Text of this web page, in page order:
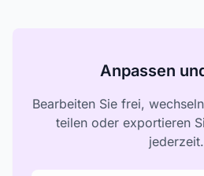
Anpassen
Bearbeiten Sie frei,
teilen oder exportieren
jederzeit.